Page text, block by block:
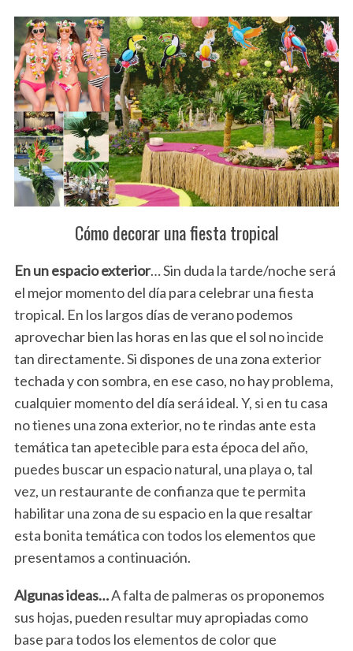
Cómo decorar una fiesta tropical
En un espacio exterior… Sin duda la tarde/noche será
el mejor momento del día para celebrar una fiesta
tropical. En los largos días de verano podemos
aprovechar bien las horas en las que el sol no incide
tan directamente. Si dispones de una zona exterior
techada y con sombra, en ese caso, no hay problema,
cualquier momento del día será ideal. Y, si en tu casa
no tienes una zona exterior, no te rindas ante esta
temática tan apetecible para esta época del año,
puedes buscar un espacio natural, una playa o, tal
vez, un restaurante de confianza que te permita
habilitar una zona de su espacio en la que resaltar
esta bonita temática con todos los elementos que
presentamos a continuación.
Algunas ideas…A falta de palmeras os proponemos
sus hojas, pueden resultar muy apropiadas como
base para todos los elementos de color que